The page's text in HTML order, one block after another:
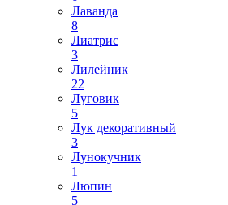
Лаванда
8
Лиатрис
3
Лилейник
22
Луговик
5
Лук декоративный
3
Лунокучник
1
Люпин
5